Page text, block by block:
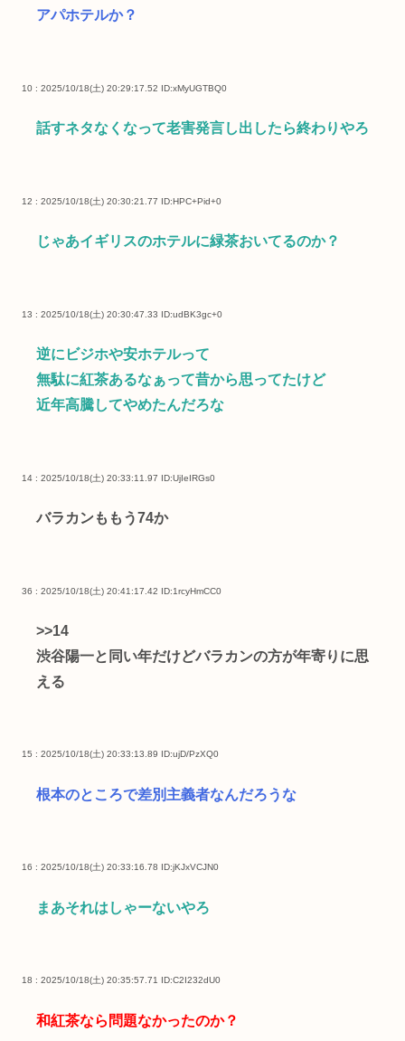
アパホテルか？
10 : 2025/10/18(土) 20:29:17.52 ID:xMyUGTBQ0
話すネタなくなって老害発言し出したら終わりやろ
12 : 2025/10/18(土) 20:30:21.77 ID:HPC+Pid+0
じゃあイギリスのホテルに緑茶おいてるのか？
13 : 2025/10/18(土) 20:30:47.33 ID:udBK3gc+0
逆にビジホや安ホテルって
無駄に紅茶あるなぁって昔から思ってたけど
近年高騰してやめたんだろな
14 : 2025/10/18(土) 20:33:11.97 ID:UjIeIRGs0
バラカンももう74か
36 : 2025/10/18(土) 20:41:17.42 ID:1rcyHmCC0
>>14
渋谷陽一と同い年だけどバラカンの方が年寄りに思
える
15 : 2025/10/18(土) 20:33:13.89 ID:ujD/PzXQ0
根本のところで差別主義者なんだろうな
16 : 2025/10/18(土) 20:33:16.78 ID:jKJxVCJN0
まあそれはしゃーないやろ
18 : 2025/10/18(土) 20:35:57.71 ID:C2I232dU0
和紅茶なら問題なかったのか？